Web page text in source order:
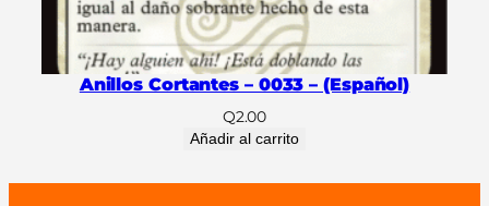
Anillos Cortantes – 0033 – (Español)
Q2.00
Añadir al carrito